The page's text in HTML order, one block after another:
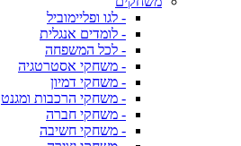
- לגו ופליימוביל
- לומדים אנגלית
- לכל המשפחה
- משחקי אסטרטגיה
- משחקי דמיון
- משחקי הרכבות ומגנט
- משחקי חברה
- משחקי חשיבה